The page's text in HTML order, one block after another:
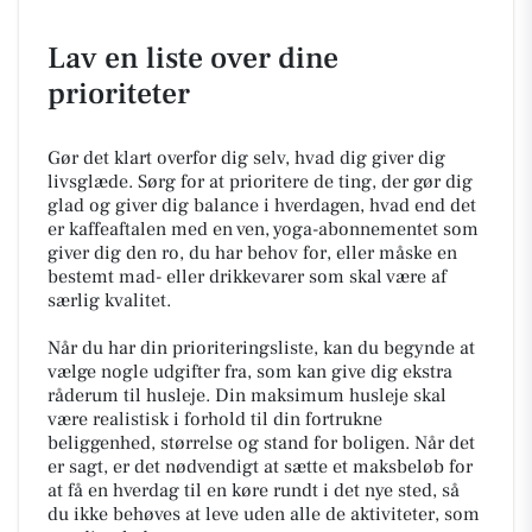
Lav en liste over dine
prioriteter
Gør det klart overfor dig selv, hvad dig giver dig
livsglæde. Sørg for at prioritere de ting, der gør dig
glad og giver dig balance i hverdagen, hvad end det
er kaffeaftalen med en ven, yoga-abonnementet som
giver dig den ro, du har behov for, eller måske en
bestemt mad- eller drikkevarer som skal være af
særlig kvalitet.
Når du har din prioriteringsliste, kan du begynde at
vælge nogle udgifter fra, som kan give dig ekstra
råderum til husleje. Din maksimum husleje skal
være realistisk i forhold til din fortrukne
beliggenhed, størrelse og stand for boligen. Når det
er sagt, er det nødvendigt at sætte et maksbeløb for
at få en hverdag til en køre rundt i det nye sted, så
du ikke behøves at leve uden alle de aktiviteter, som